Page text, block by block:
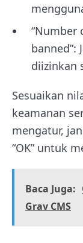
“Number
banned”:
diizinkan
Sesuaikan
keamanan
mengatur,
“OK” untuk
Baca Juga:
Grav CMS